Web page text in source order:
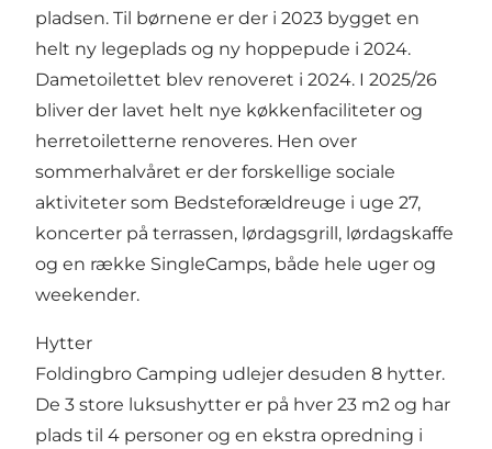
pladsen. Til børnene er der i 2023 bygget en
helt ny legeplads og ny hoppepude i 2024.
Dametoilettet blev renoveret i 2024. I 2025/26
bliver der lavet helt nye køkkenfaciliteter og
herretoiletterne renoveres. Hen over
sommerhalvåret er der forskellige sociale
aktiviteter som Bedsteforældreuge i uge 27,
koncerter på terrassen, lørdagsgrill, lørdagskaffe
og en række SingleCamps, både hele uger og
weekender.
Hytter
Foldingbro Camping udlejer desuden 8 hytter.
De 3 store luksushytter er på hver 23 m2 og har
plads til 4 personer og en ekstra opredning i